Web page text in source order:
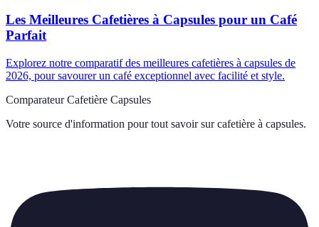
Les Meilleures Cafetières à Capsules pour un Café
Parfait
Explorez notre comparatif des meilleures cafetières à capsules de
2026, pour savourer un café exceptionnel avec facilité et style.
Comparateur Cafetière Capsules
Votre source d'information pour tout savoir sur cafetière à capsules.